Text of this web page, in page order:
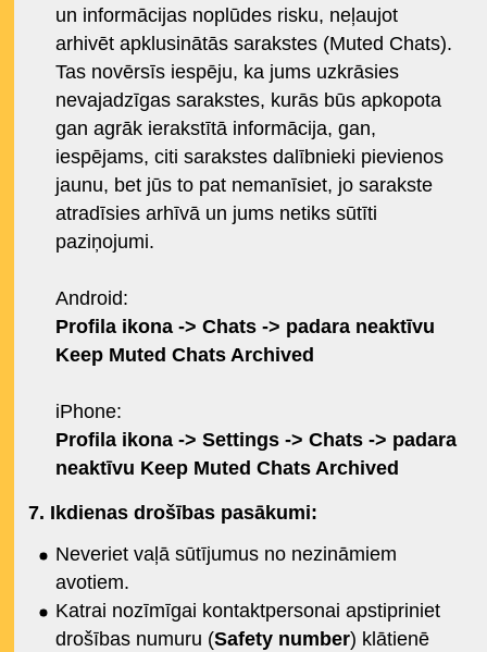
un informācijas noplūdes risku, neļaujot
arhivēt apklusinātās sarakstes (Muted Chats).
Tas novērsīs iespēju, ka jums uzkrāsies
nevajadzīgas sarakstes, kurās būs apkopota
gan agrāk ierakstītā informācija, gan,
iespējams, citi sarakstes dalībnieki pievienos
jaunu, bet jūs to pat nemanīsiet, jo sarakste
atradīsies arhīvā un jums netiks sūtīti
paziņojumi.
Android:
Profila ikona -> Chats -> padara neaktīvu
Keep Muted Chats Archived
iPhone:
Profila ikona -> Settings -> Chats -> padara
neaktīvu Keep Muted Chats Archived
7. Ikdienas drošības pasākumi:
Neveriet vaļā sūtījumus no nezināmiem
avotiem.
Katrai nozīmīgai kontaktpersonai apstipriniet
drošības numuru (Safety number) klātienē